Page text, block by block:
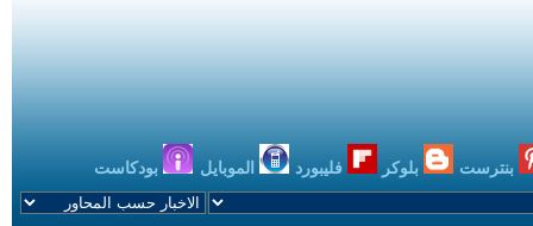
بنترست بلوكر فليبورد الموبايل بودكاست